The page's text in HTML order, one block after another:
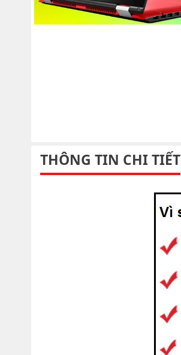
THÔNG TIN CHI TIẾT